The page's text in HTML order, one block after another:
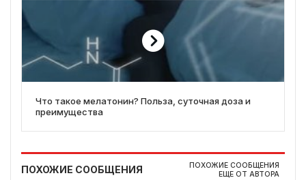
Что такое мелатонин? Польза, суточная доза и
преимущества
ПОХОЖИЕ СООБЩЕНИЯ
ПОХОЖИЕ СООБЩЕНИЯ
ЕЩЕ ОТ АВТОРА